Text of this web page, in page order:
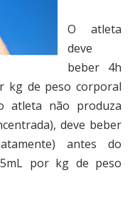
O atleta
deve
beber 4h
kg de peso corporal
atleta não produza
deve beber
antes do
por kg de peso